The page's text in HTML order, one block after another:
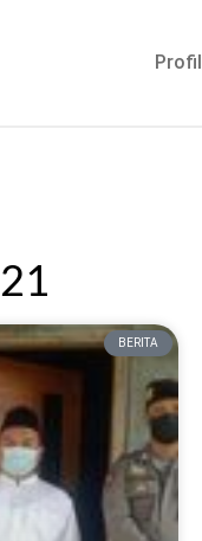
Profil
BERITA